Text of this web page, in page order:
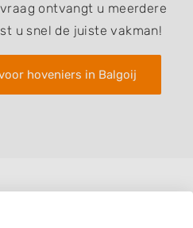
ontvangt u meerdere
u snel de juiste vakman!
hoveniers in Balgoij